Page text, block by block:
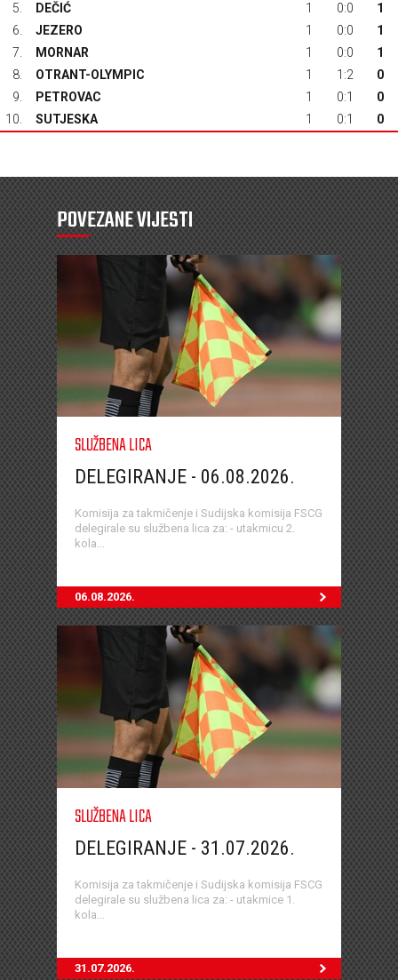
5.
DEČIĆ 1 0:0
1
6.
JEZERO 1 0:0
1
7.
MORNAR 1 0:0
1
8.
OTRANT-OLYMPIC 1 1:2
0
9.
PETROVAC 1 0:1
0
10.
SUTJESKA 1 0:1 0
POVEZANE VIJESTI
SLUŽBENA LICA
DELEGIRANJE - 06.08.2026.
Komisija za takmičenje i Sudijska komisija FSCG
delegirale su službena lica za: - utakmicu 2.
kola...
06.08.2026.
SLUŽBENA LICA
DELEGIRANJE - 31.07.2026.
Komisija za takmičenje i Sudijska komisija FSCG
delegirale su službena lica za: - utakmice 1.
kola...
31.07.2026.